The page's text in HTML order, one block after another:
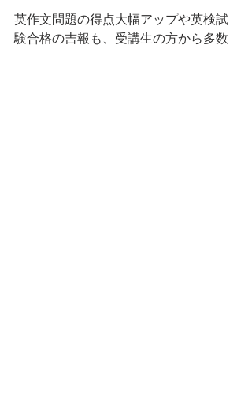
英作文問題の得点大幅アップや英検試
験合格の吉報も、受講生の方から多数